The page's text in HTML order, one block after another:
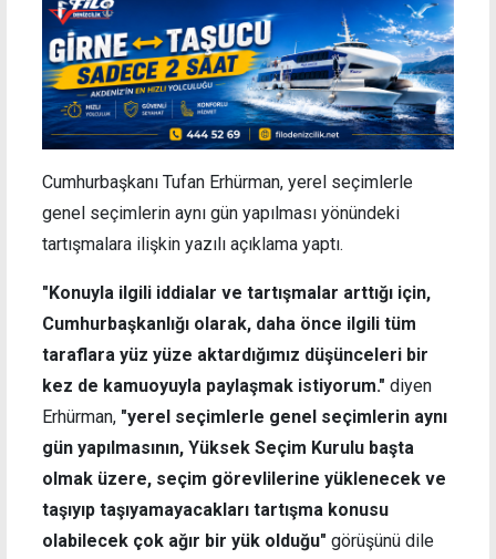
Cumhurbaşkanı Tufan Erhürman, yerel seçimlerle
genel seçimlerin aynı gün yapılması yönündeki
tartışmalara ilişkin yazılı açıklama yaptı.
"Konuyla ilgili iddialar ve tartışmalar arttığı için,
Cumhurbaşkanlığı olarak, daha önce ilgili tüm
taraflara yüz yüze aktardığımız düşünceleri bir
kez de kamuoyuyla paylaşmak istiyorum." diyen
Erhürman, "yerel seçimlerle genel seçimlerin aynı
gün yapılmasının, Yüksek Seçim Kurulu başta
olmak üzere, seçim görevlilerine yüklenecek ve
taşıyıp taşıyamayacakları tartışma konusu
olabilecek çok ağır bir yük olduğu" görüşünü dile